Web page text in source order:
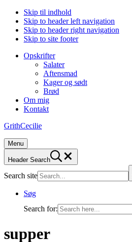
Skip til indhold
Skip to header left navigation
Skip to header right navigation
Skip to site footer
Opskrifter
Salater
Aftensmad
Kager og sødt
Brød
Om mig
Kontakt
GrithCecilie
Menu
Header Search
Search site
Søg
Search for:
supper